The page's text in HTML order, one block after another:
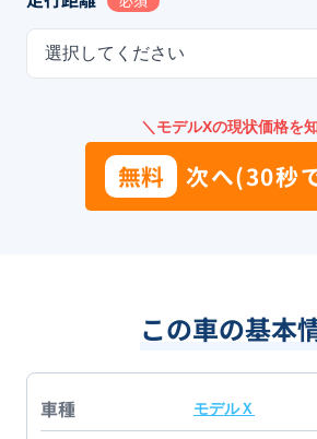
選択してください
＼モデルXの現状価格を
無料 次へ(30秒
この車の基本
車種 モデルＸ